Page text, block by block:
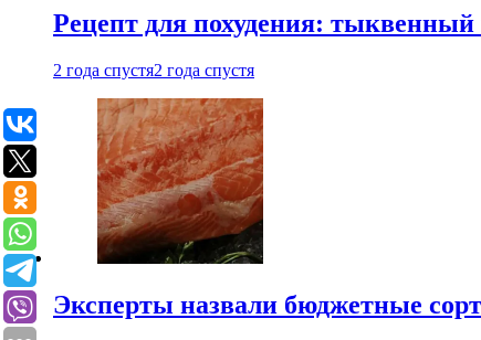
Рецепт для похудения:
2 года спустя2 года спустя
Эксперты назвали бюджетные